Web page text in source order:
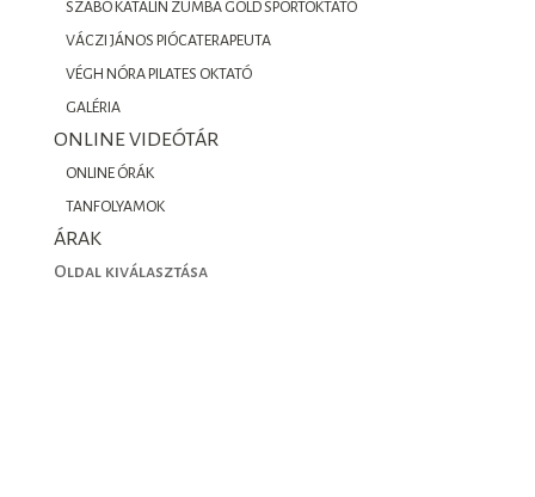
SZABÓ KATALIN ZUMBA GOLD SPORTOKTATÓ
VÁCZI JÁNOS PIÓCATERAPEUTA
VÉGH NÓRA PILATES OKTATÓ
GALÉRIA
ONLINE VIDEÓTÁR
ONLINE ÓRÁK
TANFOLYAMOK
ÁRAK
Oldal kiválasztása